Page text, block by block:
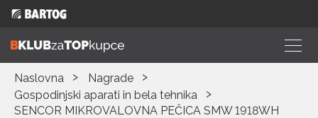
Naslovna
Nagrade
Gospodinjski aparati in bela tehnika
SENCOR MIKROVALOVNA PEČICA SMW 1918WH